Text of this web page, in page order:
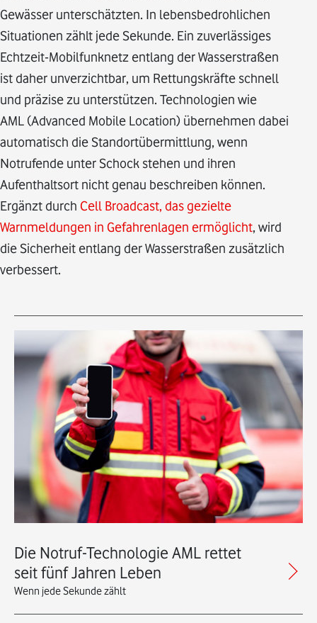
Gewässer unterschätzten. In lebensbedrohlichen
Situationen zählt jede Sekunde. Ein zuverlässiges
Echtzeit-Mobilfunknetz entlang der Wasserstraßen
ist daher unverzichtbar, um Rettungskräfte schnell
und präzise zu unterstützen. Technologien wie
AML (Advanced Mobile Location) übernehmen dabei
automatisch die Standortübermittlung, wenn
Notrufende unter Schock stehen und ihren
Aufenthaltsort nicht genau beschreiben können.
Ergänzt durch Cell Broadcast, das gezielte
Warnmeldungen in Gefahrenlagen ermöglicht, wird
die Sicherheit entlang der Wasserstraßen zusätzlich
verbessert.
Die Notruf-Technologie AML rettet
seit fünf Jahren Leben
Wenn jede Sekunde zählt